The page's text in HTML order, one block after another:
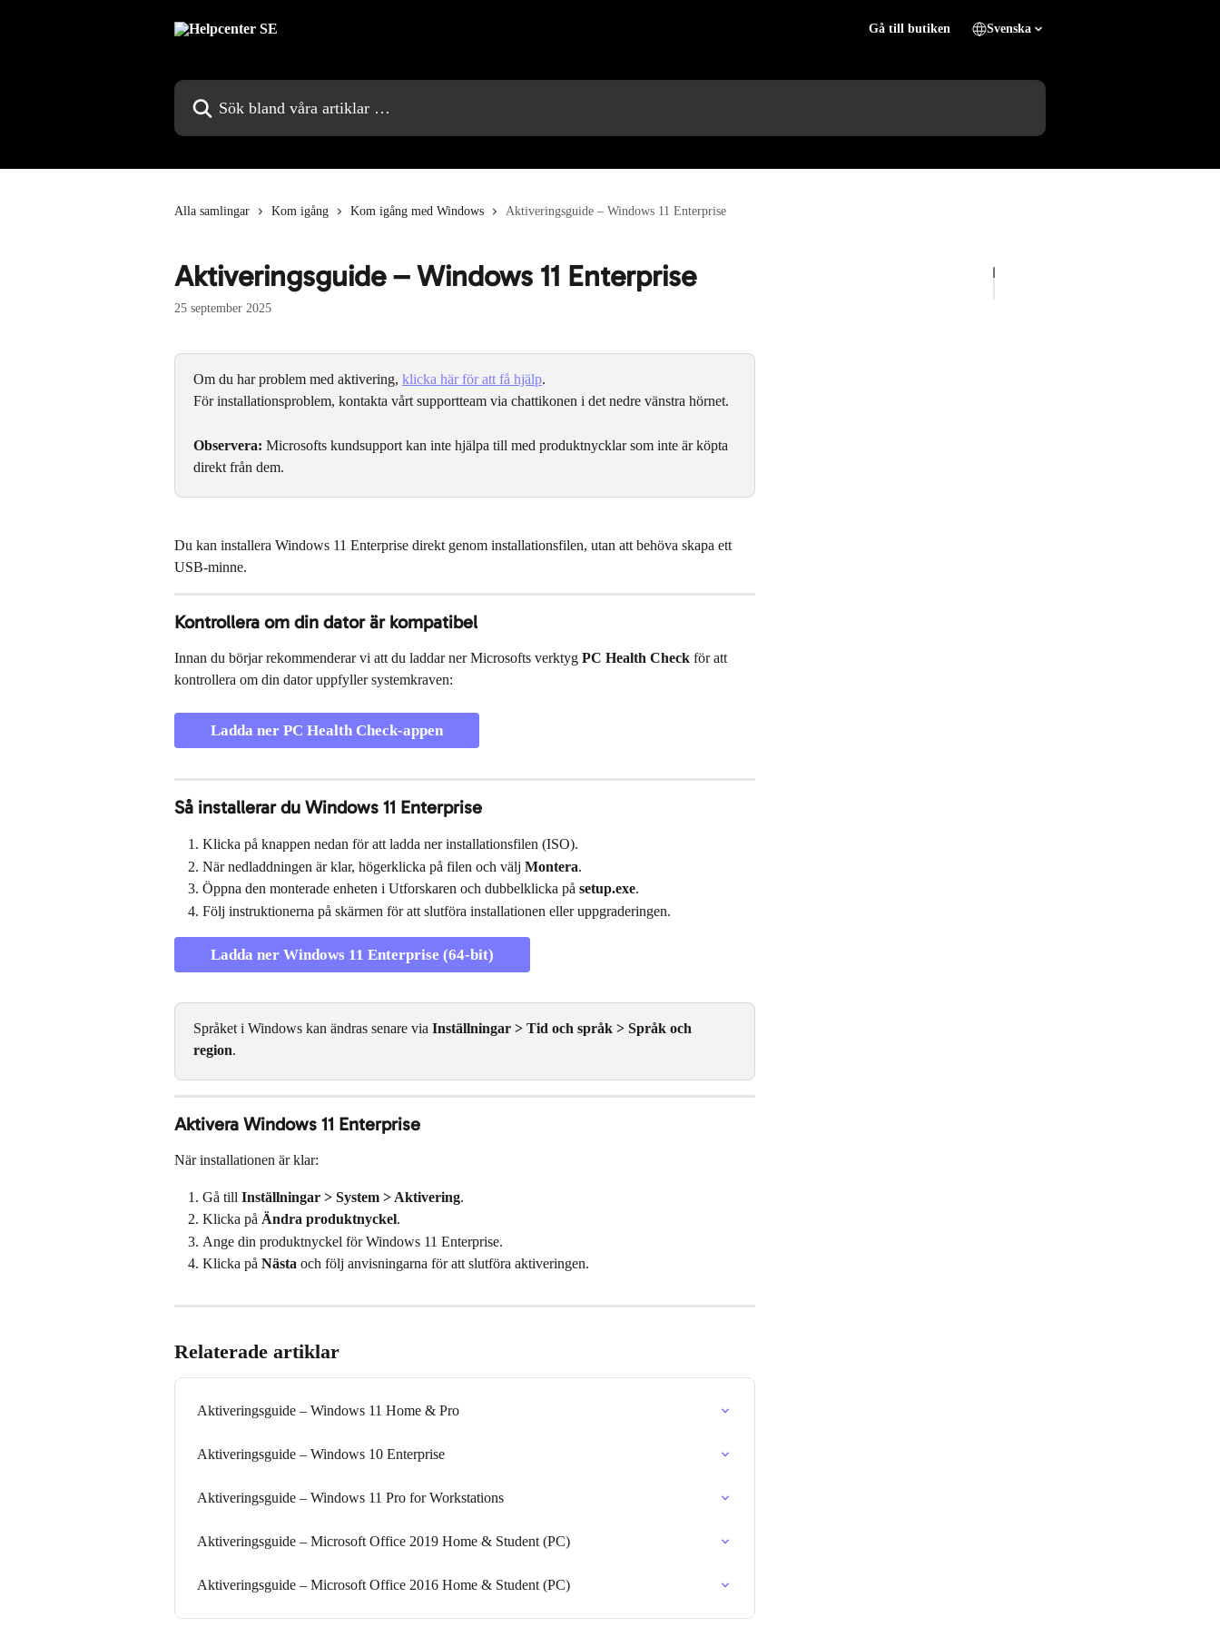
Gå till butiken Svenska
Sök bland våra artiklar …
Alla samlingar Kom igång Kom igång med Windows Aktiveringsguide – Windows 11 Enterprise
Aktiveringsguide – Windows 11 Enterprise
25 september 2025
Om du har problem med aktivering, klicka här för att få hjälp.
För installationsproblem, kontakta vårt supportteam via chattikonen i det nedre vänstra hörnet.
Observera: Microsofts kundsupport kan inte hjälpa till med produktnycklar som inte är köpta
direkt från dem.
Du kan installera Windows 11 Enterprise direkt genom installationsfilen, utan att behöva skapa ett
USB-minne.
Kontrollera om din dator är kompatibel
Innan du börjar rekommenderar vi att du laddar ner Microsofts verktyg PC Health Check för att
kontrollera om din dator uppfyller systemkraven:
Ladda ner PC Health Check-appen
Så installerar du Windows 11 Enterprise
Klicka på knappen nedan för att ladda ner installationsfilen (ISO).
När nedladdningen är klar, högerklicka på filen och välj Montera.
Öppna den monterade enheten i Utforskaren och dubbelklicka på setup.exe.
Följ instruktionerna på skärmen för att slutföra installationen eller uppgraderingen.
Ladda ner Windows 11 Enterprise (64-bit)
Språket i Windows kan ändras senare via Inställningar > Tid och språk > Språk och
region.
Aktivera Windows 11 Enterprise
När installationen är klar:
Gå till Inställningar > System > Aktivering.
Klicka på Ändra produktnyckel.
Ange din produktnyckel för Windows 11 Enterprise.
Klicka på Nästa och följ anvisningarna för att slutföra aktiveringen.
Relaterade artiklar
Aktiveringsguide – Windows 11 Home & Pro
Aktiveringsguide – Windows 10 Enterprise
Aktiveringsguide – Windows 11 Pro for Workstations
Aktiveringsguide – Microsoft Office 2019 Home & Student (PC)
Aktiveringsguide – Microsoft Office 2016 Home & Student (PC)